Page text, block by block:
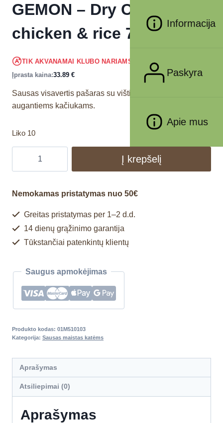
Informacija
Paskyra
Apie mus
GEMON – Dry Cat Kitten
chicken & rice 7kg
TIK AKVANAMAI KLUBO NARIAMS 32.20
Įprasta kaina:33.89 €
Sausas visavertis pašaras su vištiena ir ryžiais, skirtas
augantiems kačiukams.
Liko 10
Į krepšelį
Nemokamas pristatymas nuo 50€
Greitas pristatymas per 1–2 d.d.
14 dienų grąžinimo garantija
Tūkstančiai patenkintų klientų
Saugus apmokėjimas
Produkto kodas: 01M510103
Kategorija: Sausas maistas katėms
Aprašymas
Atsiliepimai (0)
Aprašymas